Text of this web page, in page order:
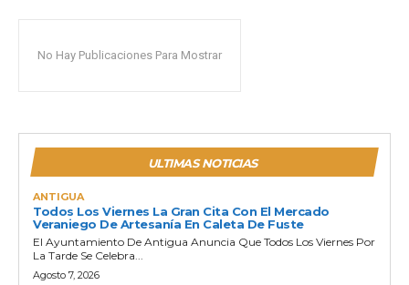
No Hay Publicaciones Para Mostrar
ULTIMAS NOTICIAS
ANTIGUA
Todos Los Viernes La Gran Cita Con El Mercado
Veraniego De Artesanía En Caleta De Fuste
El Ayuntamiento De Antigua Anuncia Que Todos Los Viernes Por
La Tarde Se Celebra...
Agosto 7, 2026